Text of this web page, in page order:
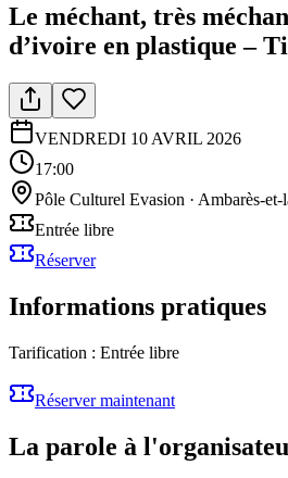
Le méchant, très
d’ivoire en plastique –
VENDREDI 10 AVRIL 2026
17:00
Pôle Culturel Evasion · Ambarès-et-
Entrée libre
Réserver
Informations pratiques
Tarification : Entrée libre
Réserver maintenant
La parole à